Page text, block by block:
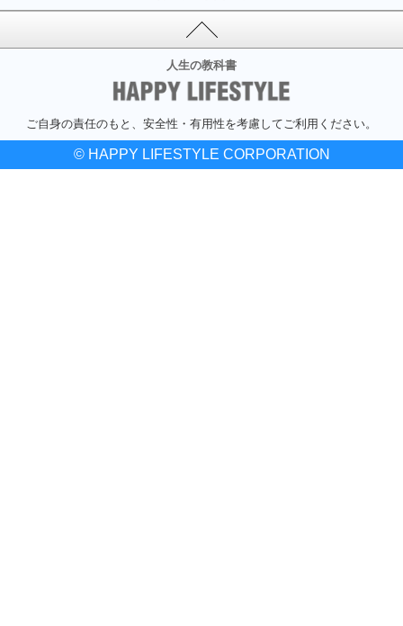
人生の教科書
ご自身の責任のもと、安全性・有用性を考慮してご利用ください。
© HAPPY LIFESTYLE CORPORATION